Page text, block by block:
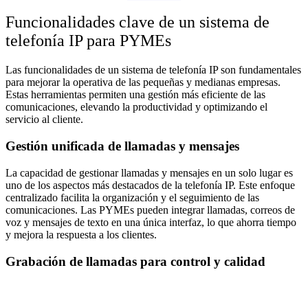
Funcionalidades clave de un sistema de
telefonía IP para PYMEs
Las funcionalidades de un sistema de telefonía IP son fundamentales
para mejorar la operativa de las pequeñas y medianas empresas.
Estas herramientas permiten una gestión más eficiente de las
comunicaciones, elevando la productividad y optimizando el
servicio al cliente.
Gestión unificada de llamadas y mensajes
La capacidad de gestionar llamadas y mensajes en un solo lugar es
uno de los aspectos más destacados de la telefonía IP. Este enfoque
centralizado facilita la organización y el seguimiento de las
comunicaciones. Las PYMEs pueden integrar llamadas, correos de
voz y mensajes de texto en una única interfaz, lo que ahorra tiempo
y mejora la respuesta a los clientes.
Grabación de llamadas para control y calidad